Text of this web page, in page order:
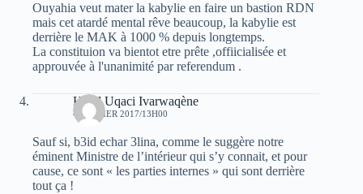
Ouyahia veut mater la kabylie en faire un bastion RDN
mais cet atardé mental rêve beaucoup, la kabylie est
derrière le MAK à 1000 % depuis longtemps.
La constituion va bientot etre prête ,offiicialisée et
approuvée à l'unanimité par referendum .
Hend Uqaci Ivarwaqène
4 JANVIER 2017/13H00
Sauf si, b3id echar 3lina, comme le suggère notre
éminent Ministre de l’intérieur qui s’y connait, et pour
cause, ce sont « les parties internes » qui sont derrière
tout ça !